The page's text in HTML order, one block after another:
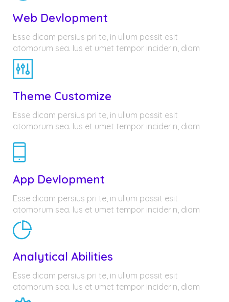
Web Devlopment
Esse dicam persius pri te, in ullum possit esit
atomorum sea. Ius et umet tempor inciderin, diam
Theme Customize
Esse dicam persius pri te, in ullum possit esit
atomorum sea. Ius et umet tempor inciderin, diam
App Devlopment
Esse dicam persius pri te, in ullum possit esit
atomorum sea. Ius et umet tempor inciderin, diam
Analytical Abilities
Esse dicam persius pri te, in ullum possit esit
atomorum sea. Ius et umet tempor inciderin, diam